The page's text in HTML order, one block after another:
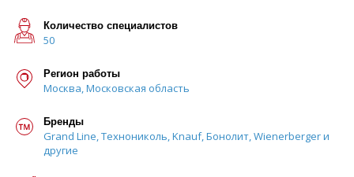
Количество специалистов
50
Регион работы
Москва, Московская область
Бренды
Grand Line, Технониколь, Knauf, Бонолит, Wienerberger и
другие